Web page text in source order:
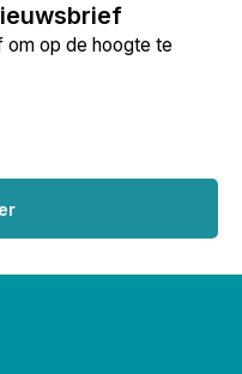
om op de hoogte te